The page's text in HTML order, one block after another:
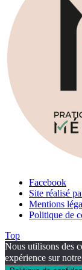
Facebook
Site réalisé
Mentions
Politique de
Top
Nous utilisons des
expérience sur